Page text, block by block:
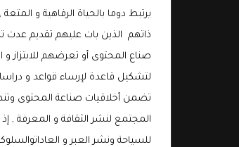
يرتبط دوما بالحياة الرفاهية و
ذاتهم الذين بات عليهم تقديم عدت
صناع المحتوى أو تعرضهم للابتزاز
لتشكيل قاعدة لإرساء قواعد و
تضمن أخلاقيات صناعة المحتوى
المجتمع لنشر الثقافة و المعرفة
للسياحة ونشر العبر و